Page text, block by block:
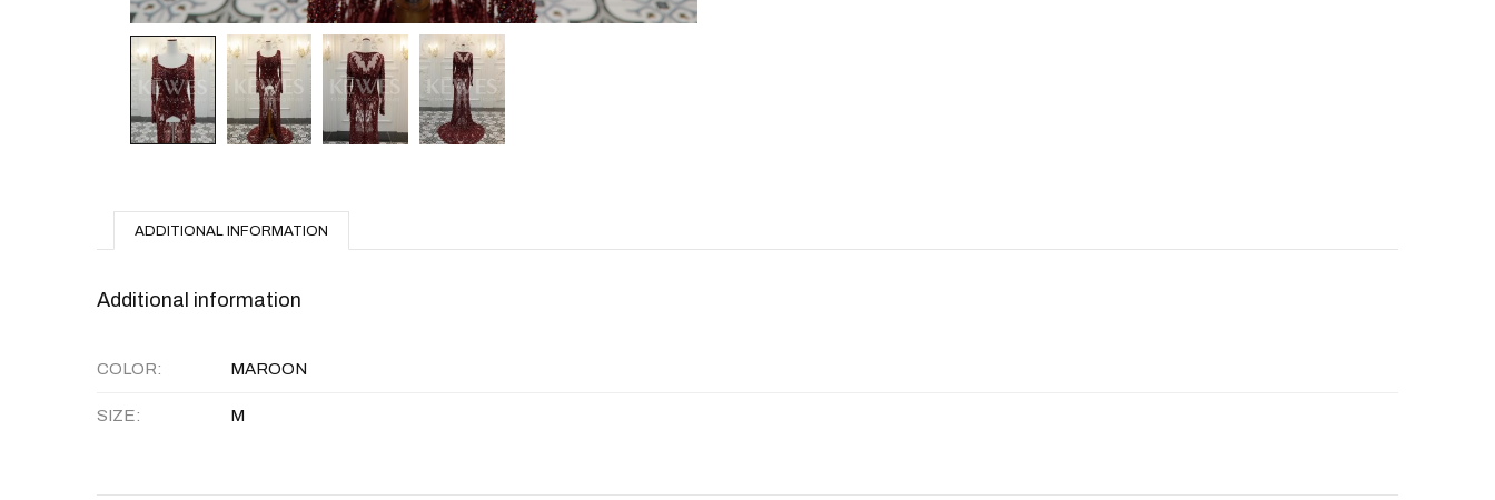
ADDITIONAL INFORMATION
Additional information
COLOR MAROON
SIZE M